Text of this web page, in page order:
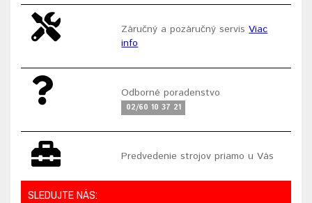
Záručný a pozáručný servisViac
info
Odborné poradenstvo
02/60 10 37 21
Predvedenie strojov priamo u Vás
SLEDUJTE NÁS: